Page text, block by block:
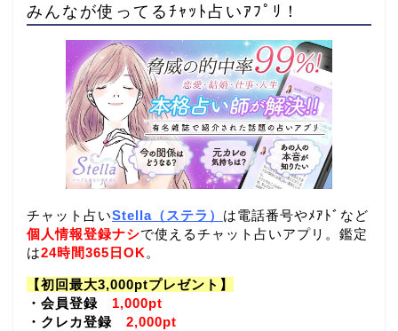
みんなが使ってるﾁｬｯﾄ占いｱﾌﾟﾘ！
チャット占いStella（ステラ） は電話番号やﾒｱﾄﾞなど
個人情報登録ナシで使えるチャット占いアプリ。鑑定
は24時間365日OK 。
【初回最大3,000ptプレゼント】
・会員登録 1,000pt
・クレカ登録 2,000pt